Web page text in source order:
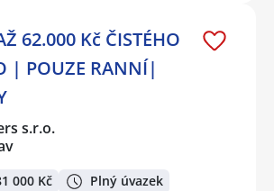
62.000 Kč ČISTÉHO
| POUZE RANNÍ|
s.r.o.
000 Kč Plný úvazek